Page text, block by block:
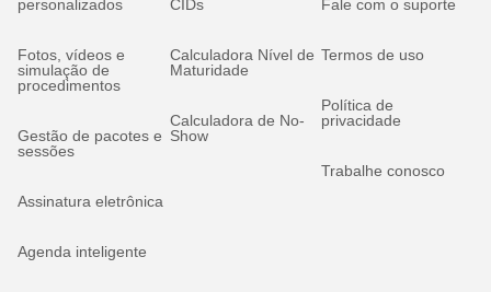
personalizados
Fotos, vídeos e
simulação de
procedimentos
Gestão de pacotes e
sessões
Assinatura eletrônica
Agenda inteligente
CIDs
Calculadora Nível de
Maturidade
Calculadora de No-
Show
Fale com o suporte
Termos de uso
Política de
privacidade
Trabalhe conosco